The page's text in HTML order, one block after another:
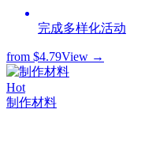
完成多样化活动
from $4.79View →
Hot
制作材料